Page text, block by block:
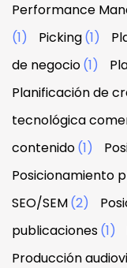
Performance
(1)
Picking(1)
de negocio(1)
Planificación de
tecnológica
contenido(1)
Posicionamiento
SEO/SEM(2)
publicaciones(1)
Producción